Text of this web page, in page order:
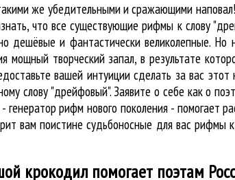
же убедительными и сражающими
что все существующие рифмы к слову
дешёвые и фантастически великолепные. Но
мощный творческий запал, в результате
вашей интуиции сделать за вас этот
слову "дрейфовый". Заявите о себе как о
рифм нового поколения - помогает
вам поистине судьбоносные для вас рифмы
крокодил помогает поэтам